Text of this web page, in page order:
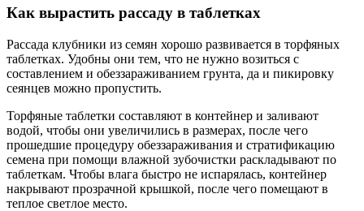
Как вырастить рассаду в таблетках
Рассада клубники из семян хорошо развивается в торфяных
таблетках. Удобны они тем, что не нужно возиться с
составлением и обеззараживанием грунта, да и пикировку
сеянцев можно пропустить.
Торфяные таблетки составляют в контейнер и заливают
водой, чтобы они увеличились в размерах, после чего
прошедшие процедуру обеззараживания и стратификацию
семена при помощи влажной зубочистки раскладывают по
таблеткам. Чтобы влага быстро не испарялась, контейнер
накрывают прозрачной крышкой, после чего помещают в
теплое светлое место.